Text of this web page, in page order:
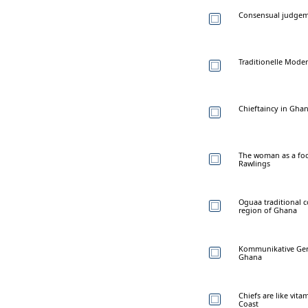
Consensual
Traditionelle
Chieftaincy in
The woman as a
Rawlings
Oguaa traditional
region of Ghana
Kommunikative
Ghana
Chiefs are like
Coast